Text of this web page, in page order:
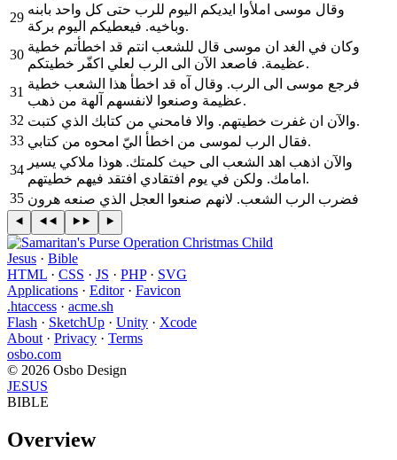
29
وقال موسى املأوا ايديكم اليوم للرب حتى كل واحد بابنه
وباخيه. فيعطيكم اليوم بركة.
30
وكان في الغد ان موسى قال للشعب انتم قد اخطأتم خطية
عظيمة. فاصعد الآن الى الرب لعلي اكفّر خطيتكم.
31
فرجع موسى الى الرب. وقال آه قد اخطأ هذا الشعب خطية
عظيمة وصنعوا لانفسهم آلهة من ذهب.
32
والآن ان غفرت خطيتهم. والا فامحني من كتابك الذي كتبت.
33
فقال الرب لموسى من اخطأ اليّ امحوه من كتابي.
34
والآن اذهب اهد الشعب الى حيث كلمتك. هوذا ملاكي يسير
امامك. ولكن في يوم افتقادي افتقد فيهم خطيتهم.
35 فضرب الرب الشعب. لانهم صنعوا العجل الذي صنعه هرون
Jesus · Bible
HTML · CSS · JS · PHP· SVG
Applications · Editor· Favicon
.htaccess · acme.sh
Flash · SketchUp · Unity · Xcode
About · Privacy · Terms
osbo.com
© 2026 Osbo Design
JESUS
BIBLE
Overview